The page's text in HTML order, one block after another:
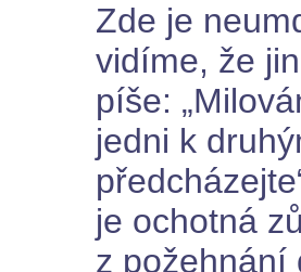
Zde je
vidíme, že
píše:
jedni k
je ochotná
z požehnání